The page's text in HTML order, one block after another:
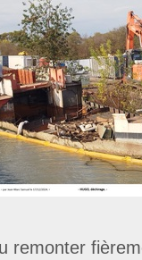
remonter